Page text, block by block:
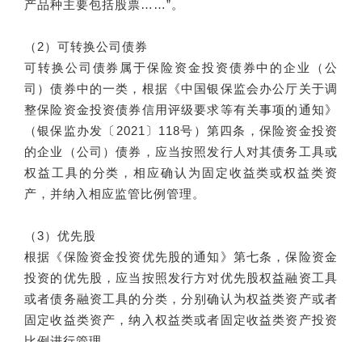
产品种主要包括股票……”。
（2）可转换公司债券
可转换公司债券属于保险资金投资债券中的企业（公
司）债券中的一类，根据《中国银保监会办公厅关于调
整保险资金投资债券信用评级要求等有关事项的通知》
（银保监办发〔2021〕118号）第四条，保险资金投资
的企业（公司）债券，应当按照发行人对其债务工具或
权益工具的分类，相应确认为固定收益类或权益类资
产，并纳入相应监管比例管理。
（3）优先股
根据《保险资金投资优先股的通知》第七条，保险资金
投资的优先股，应当按照发行方对优先股权益融资工具
或者债务融资工具的分类，分别确认为权益类资产或者
固定收益类资产，纳入权益类或者固定收益类资产投资